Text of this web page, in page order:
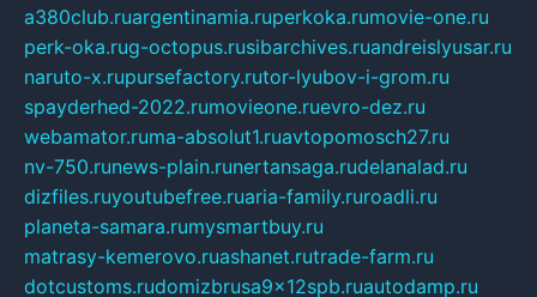
a380club.ruargentinamia.ruperkoka.rumovie-one.ru
perk-oka.rug-octopus.rusibarchives.ruandreislyusar.ru
naruto-x.rupursefactory.rutor-lyubov-i-grom.ru
spayderhed-2022.rumovieone.ruevro-dez.ru
webamator.ruma-absolut1.ruavtopomosch27.ru
nv-750.runews-plain.runertansaga.rudelanalad.ru
dizfiles.ruyoutubefree.ruaria-family.ruroadli.ru
planeta-samara.rumysmartbuy.ru
matrasy-kemerovo.ruashanet.rutrade-farm.ru
dotcustoms.rudomizbrusa9x12spb.ruautodamp.ru